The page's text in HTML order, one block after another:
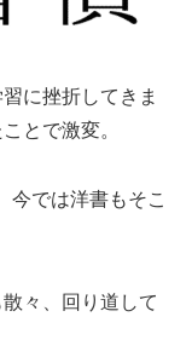
に挫折してきま
とで激変。
では洋書もそこ
々、回り道して